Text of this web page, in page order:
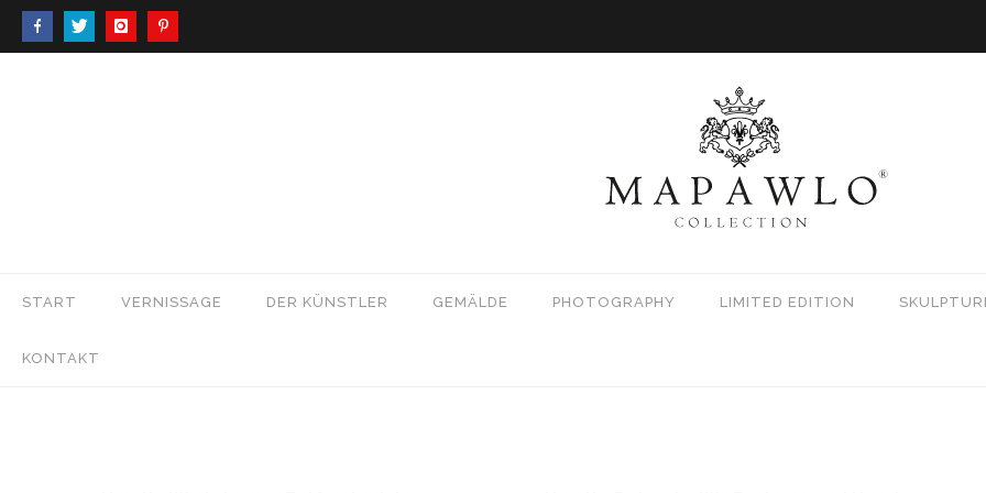
START VERNISSAGE DER KÜNSTLER GEMÄLDE PHOTOGRAPHY LIMITED EDITION
KONTAKT